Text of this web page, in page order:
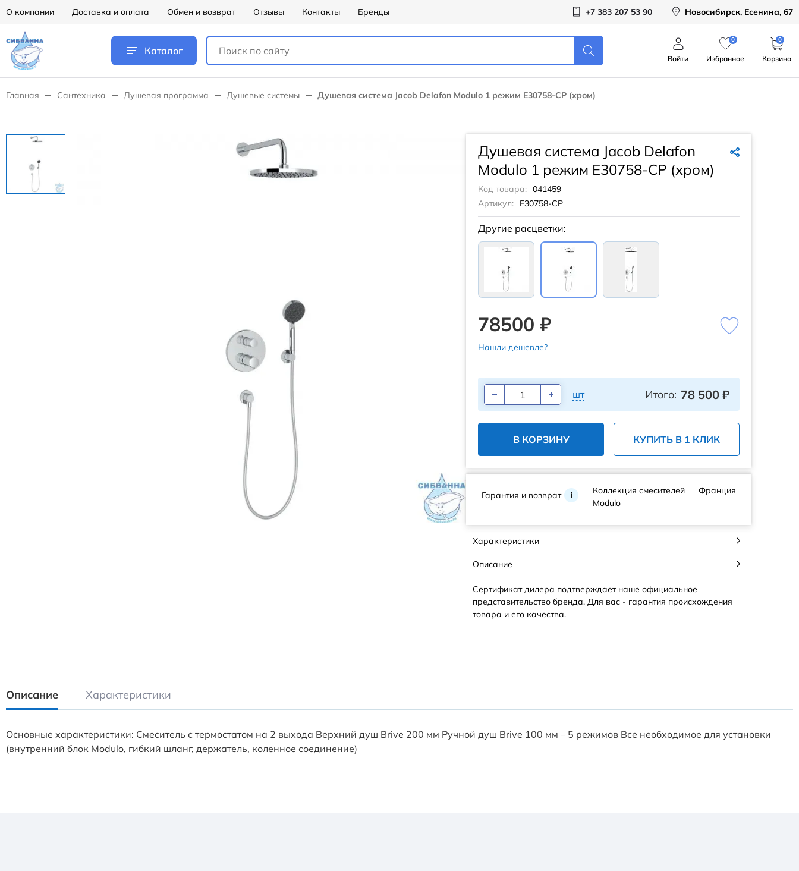
О компании Доставка и оплата Обмен и возврат Отзывы Контакты Бренды +7 383 207 53 90 Новосибирск, Есенина, 67
Каталог
Войти
0
Избранное
0
Корзина
Главная Сантехника Душевая программа Душевые системы Душевая система Jacob Delafon Modulo 1 режим E30758-CP (хром)
Душевая система Jacob Delafon
Modulo 1 режим E30758-CP (хром)
Код товара: 041459
Артикул:
E30758-CP
Другие расцветки:
78500 ₽
Нашли дешевле?
шт Итого: 78 500 ₽
В КОРЗИНУ КУПИТЬ В 1 КЛИК
Гарантия и возврат i
Коллекция смесителей
Modulo
Франция
Характеристики
Описание
Сертификат дилера подтверждает наше официальное
представительство бренда. Для вас - гарантия происхождения
товара и его качества.
Описание Характеристики
Основные характеристики: Смеситель с термостатом на 2 выхода Верхний душ Brive 200 мм Ручной душ Brive 100 мм – 5 режимов Все необходимое для установки
(внутренний блок Modulo, гибкий шланг, держатель, коленное соединение)